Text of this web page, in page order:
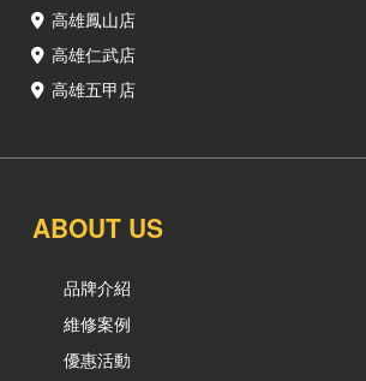
高雄鳳山店
高雄仁武店
高雄五甲店
ABOUT US
品牌介紹
維修案例
優惠活動